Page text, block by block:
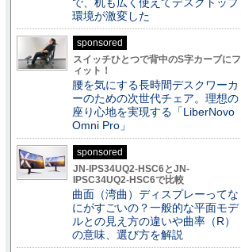
環境が激変した
sponsored
スイッチひとつで背中のS字カーブにフ
ィット！
腰を気にする長時間デスクワーカ
ーのための次世代チェア。理想の
座り心地を実現する「LiberNovo
Omni Pro」
sponsored
JN-IPS34UQ2-HSC6とJN-
IPSC34UQ2-HSC6で比較
曲面（湾曲）ディスプレーってな
にがすごいの？一般的な平面モデ
ルとの見え方の違いや曲率（R）
の意味、選び方を解説